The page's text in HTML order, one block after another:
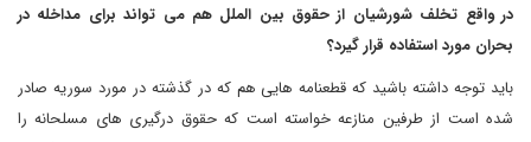
در واقع تخلف شورشیان از حقوق بین الملل هم می تواند برای مداخله در
بحران مورد استفاده قرار گیرد؟
باید توجه داشته باشید که قطعنامه هایی هم که در گذشته در مورد سوریه صادر
شده است از طرفین منازعه خواسته است که حقوق درگیری های مسلحانه را